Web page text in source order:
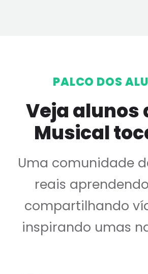
PALCO DOS
Veja alunos
Musical
Uma comunidade
reais
compartilhando
inspirando umas